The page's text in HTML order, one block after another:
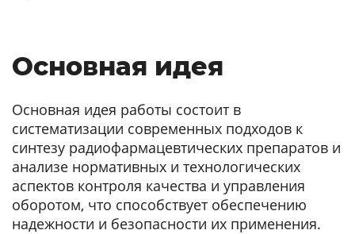
Основная идея
Основная идея работы состоит в
систематизации современных подходов к
синтезу радиофармацевтических препаратов и
анализе нормативных и технологических
аспектов контроля качества и управления
оборотом, что способствует обеспечению
надежности и безопасности их применения.